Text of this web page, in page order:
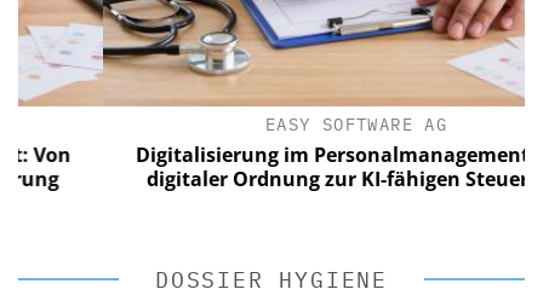
EASY SOFTWARE AG
Digitalisierung im Personalmanagement: Von
digitaler Ordnung zur KI-fähigen Steuerung
DOSSIER HYGIENE